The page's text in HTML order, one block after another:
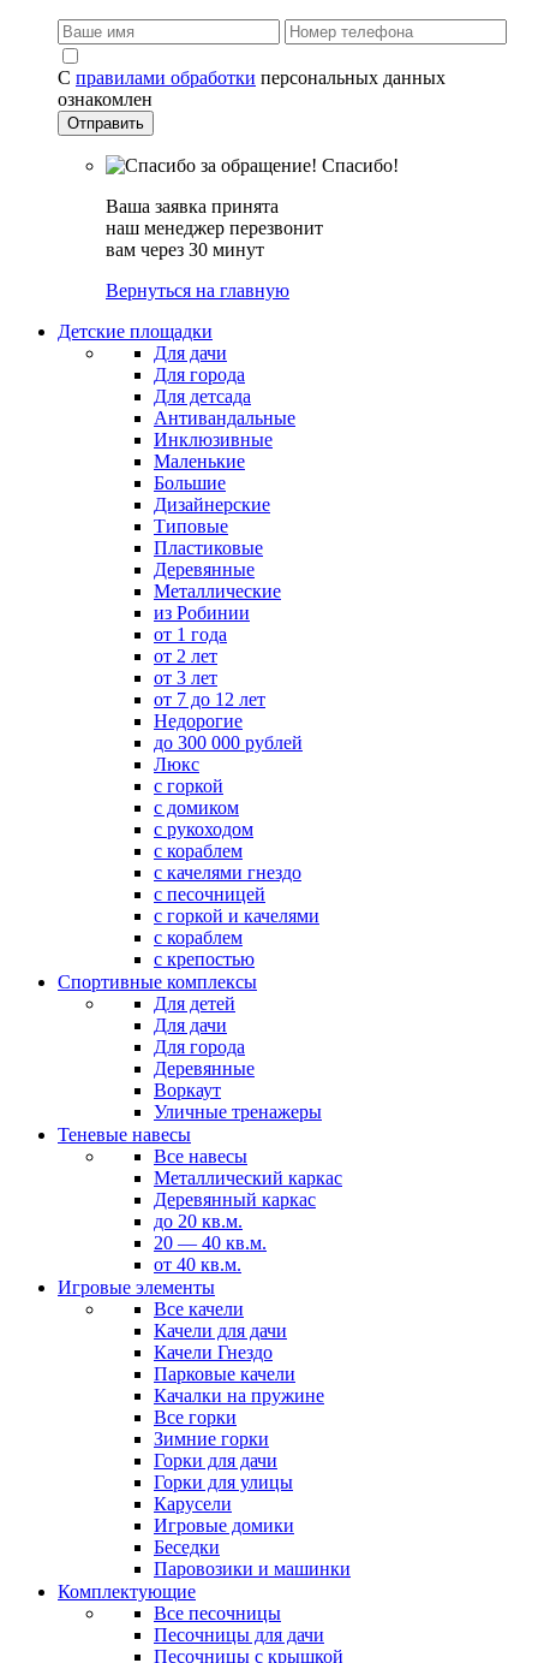
С правилами обработки персональных данных
ознакомлен
Спасибо!
Ваша заявка принята
наш менеджер перезвонит
вам через 30 минут
Вернуться на главную
Детские площадки
Для дачи
Для города
Для детсада
Антивандальные
Инклюзивные
Маленькие
Большие
Дизайнерские
Типовые
Пластиковые
Деревянные
Металлические
из Робинии
от 1 года
от 2 лет
от 3 лет
от 7 до 12 лет
Недорогие
до 300 000 рублей
Люкс
с горкой
с домиком
с рукоходом
с кораблем
с качелями гнездо
с песочницей
с горкой и качелями
с кораблем
с крепостью
Спортивные комплексы
Для детей
Для дачи
Для города
Деревянные
Воркаут
Уличные тренажеры
Теневые навесы
Все навесы
Металлический каркас
Деревянный каркас
до 20 кв.м.
20 — 40 кв.м.
от 40 кв.м.
Игровые элементы
Все качели
Качели для дачи
Качели Гнездо
Парковые качели
Качалки на пружине
Все горки
Зимние горки
Горки для дачи
Горки для улицы
Карусели
Игровые домики
Беседки
Паровозики и машинки
Комплектующие
Все песочницы
Песочницы для дачи
Песочницы с крышкой